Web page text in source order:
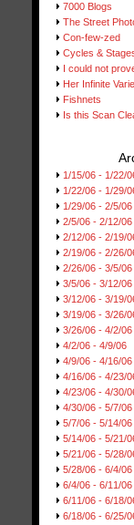
7000 Blogs
The Street
Con-few-zed
Cycles &
I could not
Her Infinite
Fishnets
Is this Scan
1/15/06 - 1/22/
1/22/06 - 1/29/
1/29/06 - 2/5/06
2/5/06 - 2/12/06
2/12/06 - 2/19/
2/19/06 - 2/26/
2/26/06 - 3/5/06
3/5/06 - 3/12/06
3/12/06 - 3/19/
3/19/06 - 3/26/
3/26/06 - 4/2/06
4/2/06 - 4/9/06
4/9/06 - 4/16/06
4/16/06 - 4/23/
4/23/06 - 4/30/
4/30/06 - 5/7/06
5/7/06 - 5/14/06
5/14/06 - 5/21/
5/21/06 - 5/28/
5/28/06 - 6/4/06
6/4/06 - 6/11/06
6/11/06 - 6/18/
6/18/06 - 6/25/